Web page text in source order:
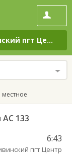
пгт Центр
133
6:43
пгт Центр